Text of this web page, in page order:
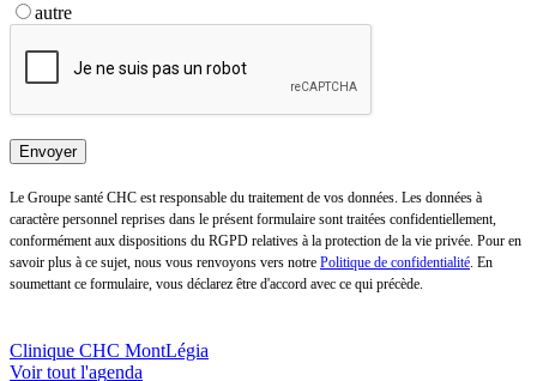
autre
Le Groupe santé CHC est responsable du traitement de vos données. Les données à
caractère personnel reprises dans le présent formulaire sont traitées confidentiellement,
conformément aux dispositions du RGPD relatives à la protection de la vie privée. Pour en
savoir plus à ce sujet, nous vous renvoyons vers notre Politique de confidentialité. En
soumettant ce formulaire, vous déclarez être d'accord avec ce qui précède.
Clinique CHC MontLégia
Voirtout l'agenda